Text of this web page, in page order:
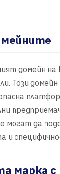
домейн на
Този
могат да
и
марка с